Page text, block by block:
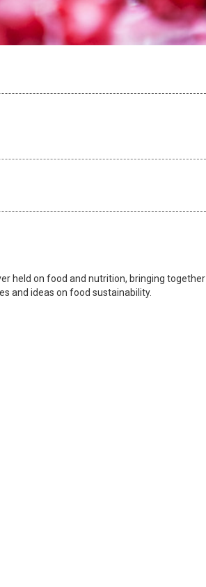
held on food and nutrition, bringing together
and ideas on food sustainability.